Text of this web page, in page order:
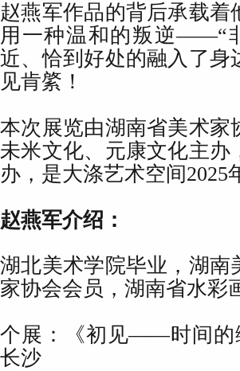
赵燕军作品的背后承载
用一种温和的叛逆——“
近、恰到好处的融入了
见肯綮！
本次展览由湖南省美术
未米文化、元康文化主
办，是大涤艺术空间2025
赵燕军介绍：
湖北美术学院毕业，湖
家协会会员，湖南省水彩
个展：《初见——时间的
长沙